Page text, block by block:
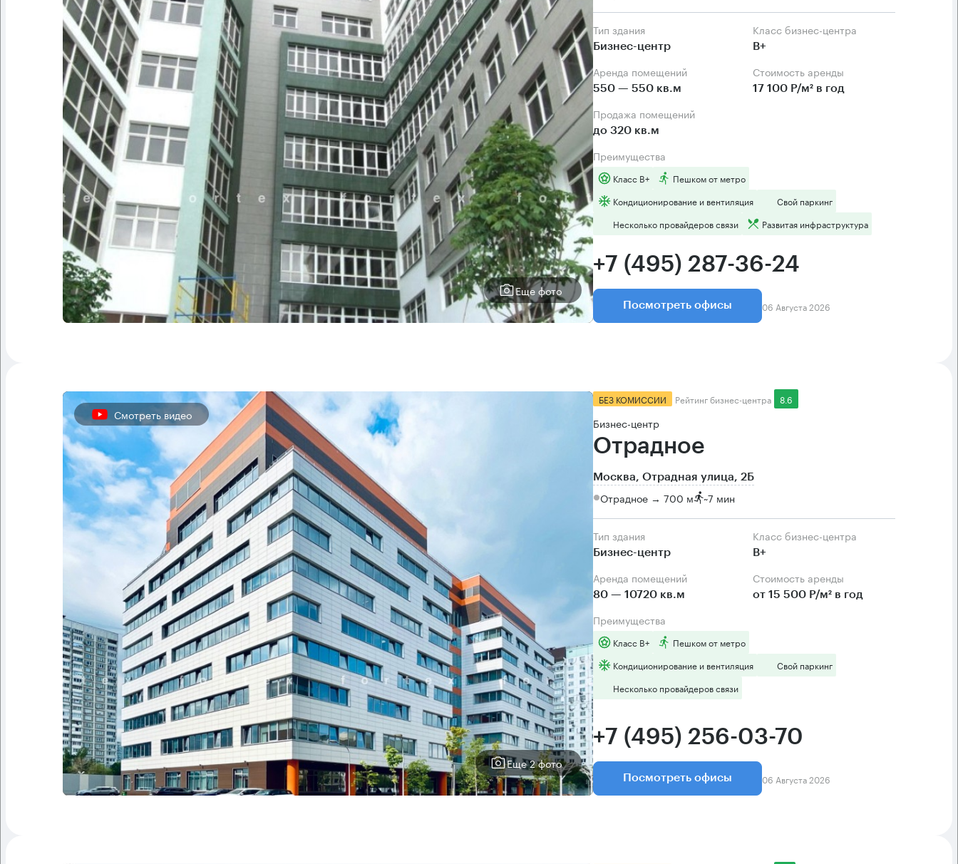
Еще фото
Тип здания
Бизнес-центр
Класс бизнес-центра
B+
Аренда помещений
550 — 550 кв.м
Стоимость аренды
17 100 Р/м² в год
Продажа помещений
до 320 кв.м
Преимущества
Класс B+
Пешком от метро
Кондиционирование и вентиляция
Свой паркинг
Несколько провайдеров связи
Развитая инфраструктура
+7 (495) 287-36-24
Посмотреть офисы 06 Августа 2026
Смотреть видео
Еще 2 фото
БЕЗ КОМИССИИ Рейтинг бизнес-центра 8.6
Бизнес-центр
Отрадное
Москва, Отрадная улица, 2Б
Отрадное → 700 м ~7 мин
Тип здания
Бизнес-центр
Класс бизнес-центра
B+
Аренда помещений
80 — 10720 кв.м
Стоимость аренды
от 15 500 Р/м² в год
Преимущества
Класс B+
Пешком от метро
Кондиционирование и вентиляция
Свой паркинг
Несколько провайдеров связи
+7 (495) 256-03-70
Посмотреть офисы 06 Августа 2026